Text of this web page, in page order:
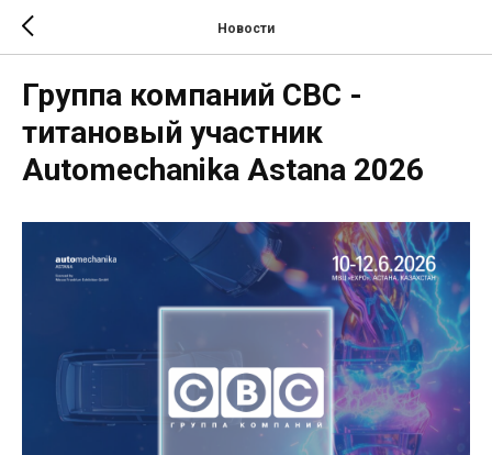
Новости
Группа компаний СВС -
титановый участник
Automechanika Astana 2026